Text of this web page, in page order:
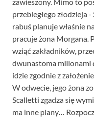
zawieszony. Mimo to
przebiegłego złodzieja -
rabuś planuje właśnie
pracuje żona Morgana.
wziąć zakładników,
dwunastoma milionami
idzie zgodnie z
W odwecie, jego żona
Scalletti zgadza się
ma inne plany…